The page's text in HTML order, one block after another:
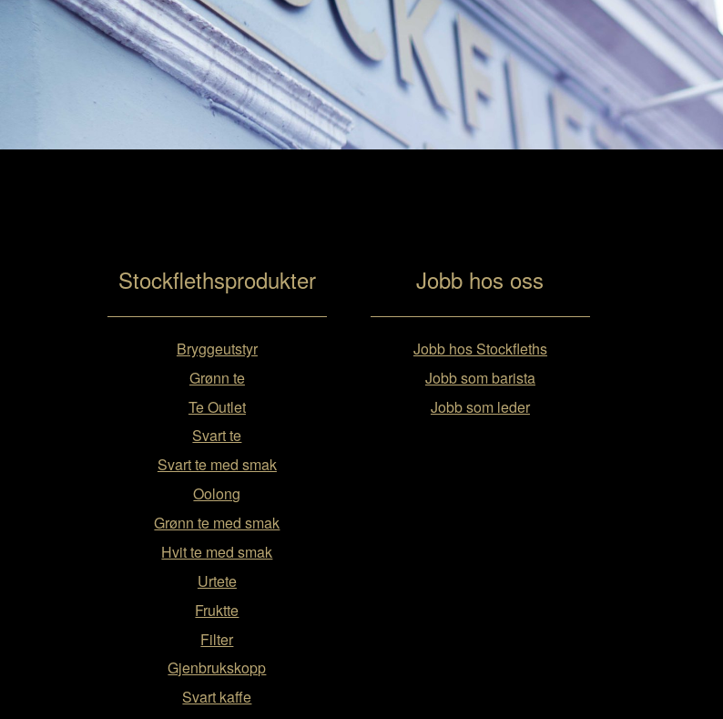
Stockflethsprodukter
Bryggeutstyr
Grønn te
Te Outlet
Svart te
Svart te med smak
Oolong
Grønn te med smak
Hvit te med smak
Urtete
Fruktte
Filter
Gjenbrukskopp
Svart kaffe
Jobb hos oss
Jobb hos Stockfleths
Jobb som barista
Jobb som leder